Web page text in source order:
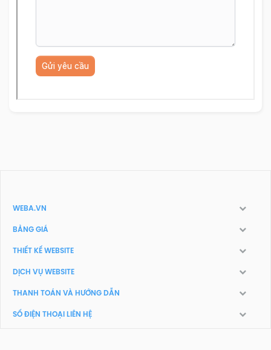
WEBA.VN
BẢNG GIÁ
THIẾT KẾ WEBSITE
DỊCH VỤ WEBSITE
THANH TOÁN VÀ HƯỚNG DẪN
SỐ ĐIỆN THOẠI LIÊN HỆ